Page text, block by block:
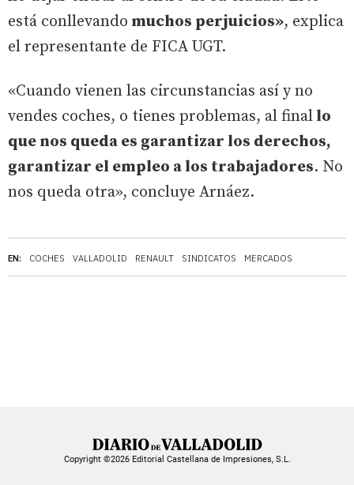
EN: COCHES VALLADOLID RENAULT SINDICATOS MERCADOS
está conllevando muchos perjuicios», explica
el representante de FICA UGT.
«Cuando vienen las circunstancias así y no
vendes coches, o tienes problemas, al final lo
que nos queda es garantizar los derechos,
garantizar el empleo a los trabajadores. No
nos queda otra», concluye Arnáez.
Copyright ©2026 Editorial Castellana de Impresiones, S.L.